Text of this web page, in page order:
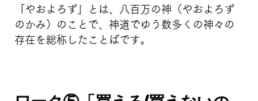
「やおよろず」とは、八百万の神（やおよろず
のかみ）のことで、神道でゆう数多くの神々の
存在を総称したことばです。